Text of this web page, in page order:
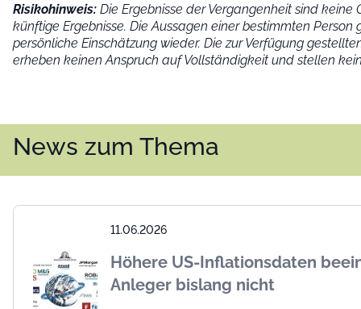
Risikohinweis: Die Ergebnisse der Vergangenheit sind keine
künftige Ergebnisse. Die Aussagen einer bestimmten Person
persönliche Einschätzung wieder. Die zur Verfügung
erheben keinen Anspruch auf Vollständigkeit und stellen
News zum Thema
11.06.2026
Höhere US-Inflationsdaten
Anleger bislang nicht